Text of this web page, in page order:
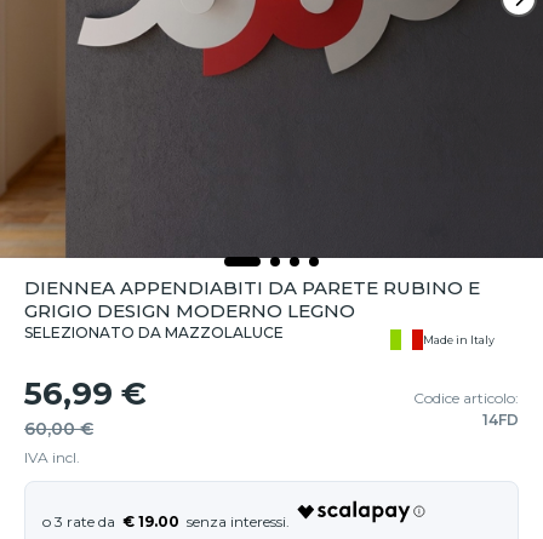
DIENNEA APPENDIABITI DA PARETE RUBINO E
GRIGIO DESIGN MODERNO LEGNO
SELEZIONATO DA MAZZOLALUCE Made in Italy
56,99 €
60,00 €
IVA incl.
Codice articolo:
14FD
€ 19.00